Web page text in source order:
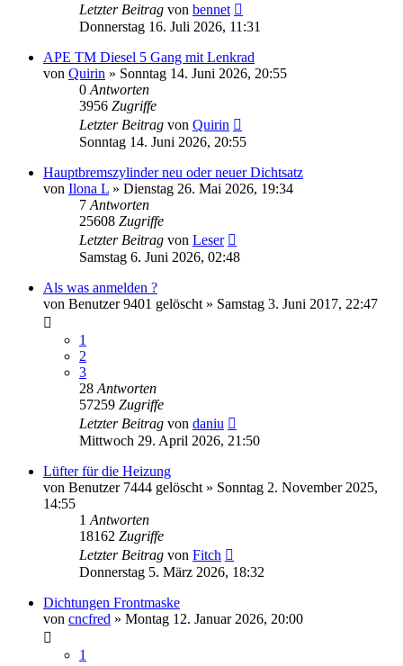
Letzter Beitrag von bennet
Donnerstag 16. Juli 2026, 11:31
APE TM Diesel 5 Gang mit Lenkrad
von Quirin » Sonntag 14. Juni 2026, 20:55
0 Antworten
3956 Zugriffe
Letzter Beitrag von Quirin
Sonntag 14. Juni 2026, 20:55
Hauptbremszylinder neu oder neuer Dichtsatz
von Ilona L » Dienstag 26. Mai 2026, 19:34
7 Antworten
25608 Zugriffe
Letzter Beitrag von Leser
Samstag 6. Juni 2026, 02:48
Als was anmelden ?
von Benutzer 9401 gelöscht » Samstag 3. Juni 2017, 22:47
1
2
3
28 Antworten
57259 Zugriffe
Letzter Beitrag von daniu
Mittwoch 29. April 2026, 21:50
Lüfter für die Heizung
von Benutzer 7444 gelöscht » Sonntag 2. November 2025,
14:55
1 Antworten
18162 Zugriffe
Letzter Beitrag von Fitch
Donnerstag 5. März 2026, 18:32
Dichtungen Frontmaske
von cncfred » Montag 12. Januar 2026, 20:00
1